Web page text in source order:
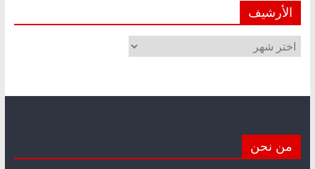
الأرشيف
الأرشيف
من نحن